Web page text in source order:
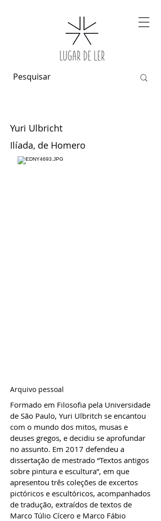
Yuri Ulbricht
Ilíada, de Homero
Arquivo pessoal
Formado em Filosofia pela Universidade
de São Paulo, Yuri Ulbritch se encantou
com o mundo dos mitos, musas e
deuses gregos, e decidiu se aprofundar
no assunto. Em 2017 defendeu a
dissertação de mestrado “Textos antigos
sobre pintura e escultura”, em que
apresentou três coleções de excertos
pictóricos e escultóricos, acompanhados
de tradução, extraídos de textos de
Marco Túlio Cícero e Marco Fábio